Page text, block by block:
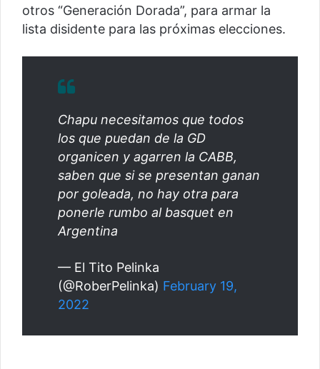
otros “Generación Dorada”, para armar la
lista disidente para las próximas elecciones.
Chapu necesitamos que todos
los que puedan de la GD
organicen y agarren la CABB,
saben que si se presentan ganan
por goleada, no hay otra para
ponerle rumbo al basquet en
Argentina
— El Tito Pelinka
(@RoberPelinka) February 19,
2022